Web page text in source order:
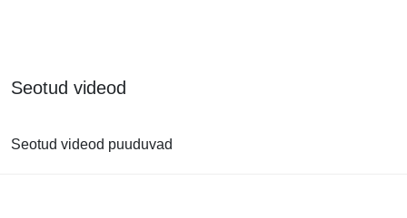
Seotud videod
Seotud videod puuduvad